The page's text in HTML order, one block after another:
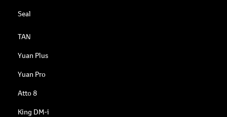
Seal
TAN
Yuan Plus
Yuan Pro
Atto 8
King DM-i